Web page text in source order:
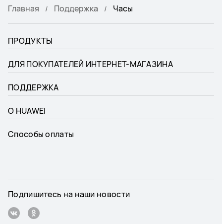
Главная Поддержка Часы
ПРОДУКТЫ
ДЛЯ ПОКУПАТЕЛЕЙ ИНТЕРНЕТ-МАГАЗИНА
ПОДДЕРЖКА
О HUAWEI
Способы оплаты
Подпишитесь на наши новости